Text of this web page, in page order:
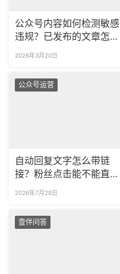
公众号内容如何检测敏感
违规？已发布的文章怎么
2026年3月20日
公众号运营
自动回复文字怎么带链
接？粉丝点击能不能直达
2026年7月28日
壹伴问答